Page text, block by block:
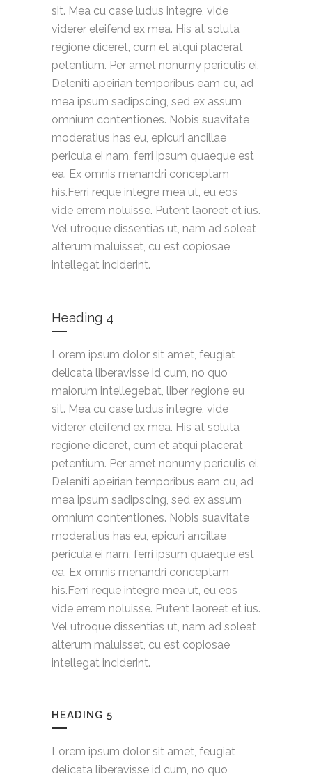
sit. Mea cu case ludus integre, vide
viderer eleifend ex mea. His at soluta
regione diceret, cum et atqui placerat
petentium. Per amet nonumy periculis ei.
Deleniti apeirian temporibus eam cu, ad
mea ipsum sadipscing, sed ex assum
omnium contentiones. Nobis suavitate
moderatius has eu, epicuri ancillae
pericula ei nam, ferri ipsum quaeque est
ea. Ex omnis menandri conceptam
his.Ferri reque integre mea ut, eu eos
vide errem noluisse. Putent laoreet et ius.
Vel utroque dissentias ut, nam ad soleat
alterum maluisset, cu est copiosae
intellegat inciderint.
Heading 4
Lorem ipsum dolor sit amet, feugiat
delicata liberavisse id cum, no quo
maiorum intellegebat, liber regione eu
sit. Mea cu case ludus integre, vide
viderer eleifend ex mea. His at soluta
regione diceret, cum et atqui placerat
petentium. Per amet nonumy periculis ei.
Deleniti apeirian temporibus eam cu, ad
mea ipsum sadipscing, sed ex assum
omnium contentiones. Nobis suavitate
moderatius has eu, epicuri ancillae
pericula ei nam, ferri ipsum quaeque est
ea. Ex omnis menandri conceptam
his.Ferri reque integre mea ut, eu eos
vide errem noluisse. Putent laoreet et ius.
Vel utroque dissentias ut, nam ad soleat
alterum maluisset, cu est copiosae
intellegat inciderint.
HEADING 5
Lorem ipsum dolor sit amet, feugiat
delicata liberavisse id cum, no quo